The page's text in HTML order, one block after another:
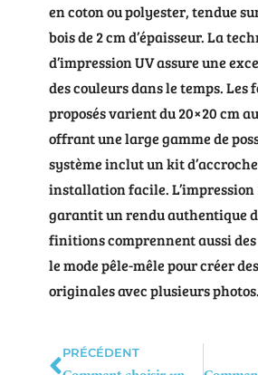
en coton ou polyester, tendue
bois de 2 cm d’épaisseur. La
d’impression UV assure une
des couleurs dans le temps. Les
proposés varient du 20×20 cm
offrant une large gamme de
système inclut un kit
installation facile. L’impression
garantit un rendu authentique
finitions comprennent aussi
le mode pêle-mêle pour créer
originales avec plusieurs photos.
PRÉCÉDENT